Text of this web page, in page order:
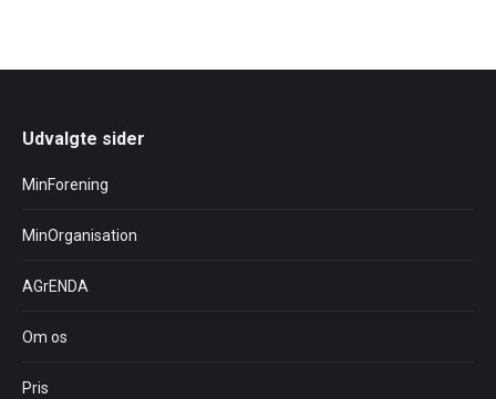
Udvalgte sider
MinForening
MinOrganisation
AGrENDA
Om os
Pris